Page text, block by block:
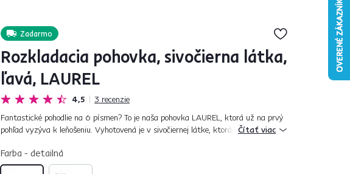
Zadarmo
Rozkladacia pohovka, sivočierna látka,
ľavá, LAUREL
4,5 3 recenzie
Fantastické pohodlie na 6 písmen? To je naša pohovka LAUREL, ktorá už na prvý
pohľad vyzýva k leňošeniu. Vyhotovená je v sivočiernej látke, ktorá vyžaruje
Čítať viac
Farba - detailná